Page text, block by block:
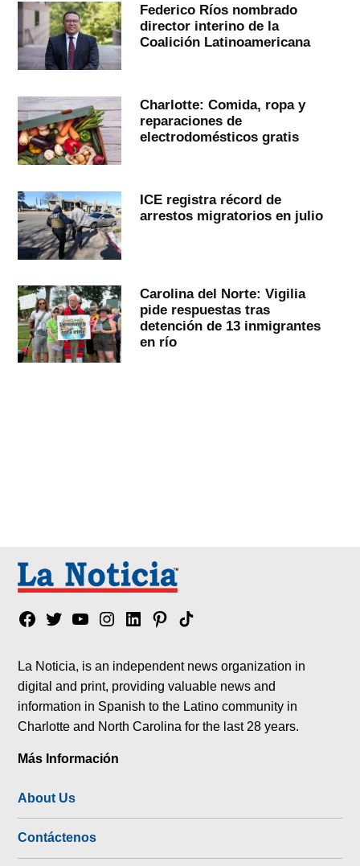
Federico Ríos nombrado
director interino de la
Coalición Latinoamericana
Charlotte: Comida, ropa y
reparaciones de
electrodomésticos gratis
ICE registra récord de
arrestos migratorios en julio
Carolina del Norte: Vigilia
pide respuestas tras
detención de 13 inmigrantes
en río
Facebook
TwitterYouTubeInstagram
LinkedinPinterest
Tik
La Noticia, is an independent news organization in
digital and print, providing valuable news and
information in Spanish to the Latino community in
Charlotte and North Carolina for the last 28 years.
Más Información
About Us
Contáctenos